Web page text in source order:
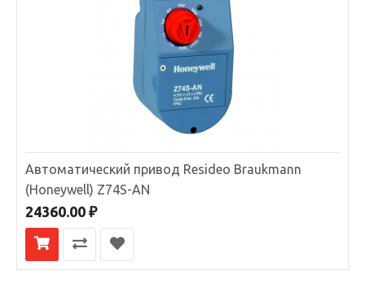
В избранное
Реле давления Resideo Braukmann (Honeywell)
DDS76-1 1/2
Автоматический привод Resideo Braukmann
(Honeywell) Z74S-AN
24360.00 ₽